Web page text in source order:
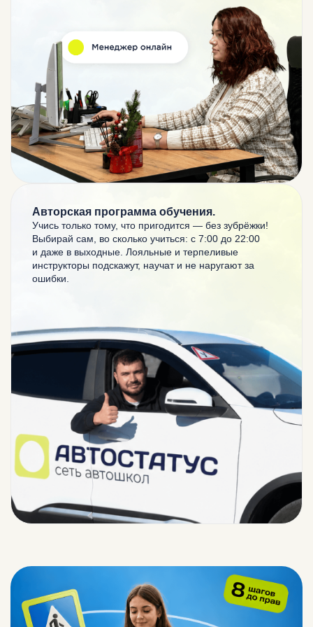
Авторская программа обучения.
Учись только тому, что пригодится — без зубрёжки!
Выбирай сам, во сколько учиться: с 7:00 до 22:00
и даже в выходные. Лояльные и терпеливые
инструкторы подскажут, научат и не наругают за
ошибки.
ОЦЕНКИ, КОТОРЫЕ